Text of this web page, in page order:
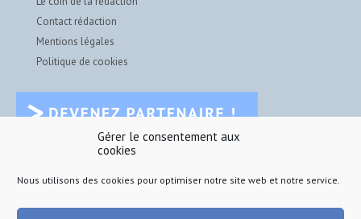
Gérer le consentement aux
cookies
Nous utilisons des cookies pour optimiser notre site web et notre service.
Contact rédaction
Mentions légales
Politique de cookies